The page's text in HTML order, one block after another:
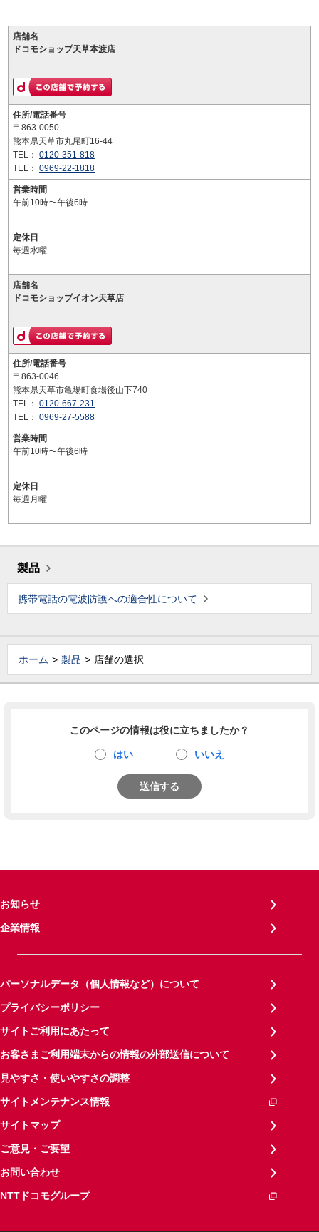
店舗名
ドコモショップ天草本渡店
住所/電話番号
〒863-0050
熊本県天草市丸尾町16-44
TEL： 0120-351-818
TEL： 0969-22-1818
営業時間
午前10時〜午後6時
定休日
毎週水曜
店舗名
ドコモショップイオン天草店
住所/電話番号
〒863-0046
熊本県天草市亀場町食場後山下740
TEL： 0120-667-231
TEL： 0969-27-5588
営業時間
午前10時〜午後6時
定休日
毎週月曜
製品
携帯電話の電波防護への適合性について
ホーム 製品 店舗の選択
このページの情報は役に立ちましたか？
はい いいえ
送信する
お知らせ
企業情報
パーソナルデータ（個人情報など）について
プライバシーポリシー
サイトご利用にあたって
お客さまご利用端末からの情報の外部送信について
見やすさ・使いやすさの調整
サイトメンテナンス情報
サイトマップ
ご意見・ご要望
お問い合わせ
NTTドコモグループ